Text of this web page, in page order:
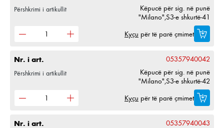
Përshkrimi i artikullit
Këpucë për sig. në punë
"Milano",S3-e shkurtë-41
Kyçu për të parë çmimet
Nr. i art. 05357940042
Përshkrimi i artikullit
Këpucë për sig. në punë
"Milano",S3-e shkurtë-42
Kyçu për të parë çmimet
Nr. i art. 05357940043